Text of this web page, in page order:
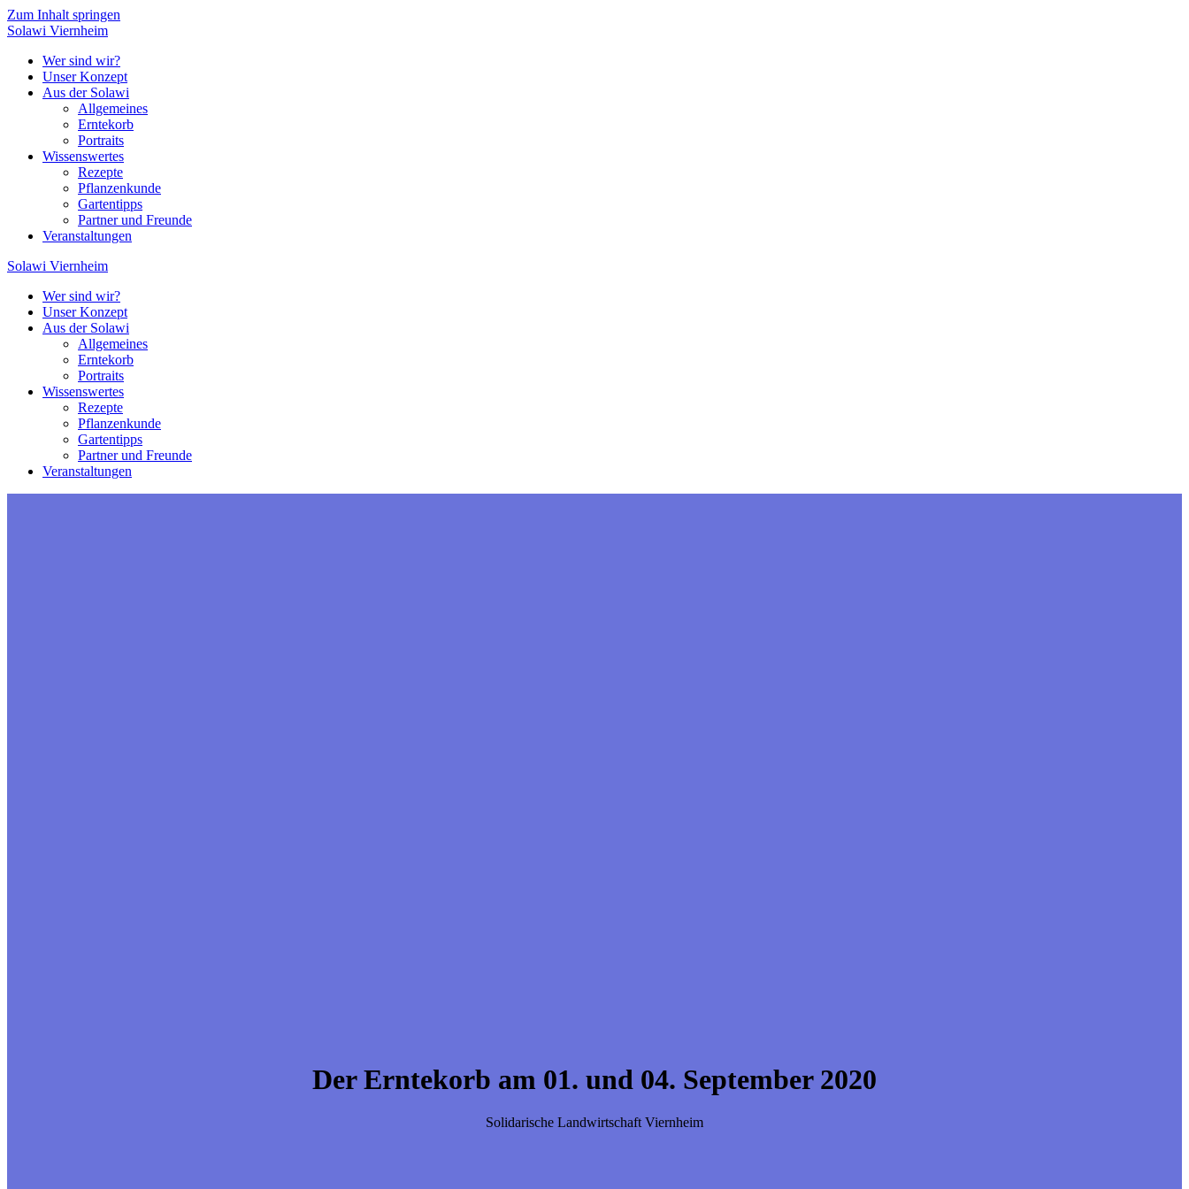
Zum Inhalt springen
Solawi Viernheim
Wer sind wir?
Unser Konzept
Aus der Solawi
Allgemeines
Erntekorb
Portraits
Wissenswertes
Rezepte
Pflanzenkunde
Gartentipps
Partner und Freunde
Veranstaltungen
Solawi Viernheim
Wer sind wir?
Unser Konzept
Aus der Solawi
Allgemeines
Erntekorb
Portraits
Wissenswertes
Rezepte
Pflanzenkunde
Gartentipps
Partner und Freunde
Veranstaltungen
Der Erntekorb am 01. und 04. September 2020
Solidarische Landwirtschaft Viernheim